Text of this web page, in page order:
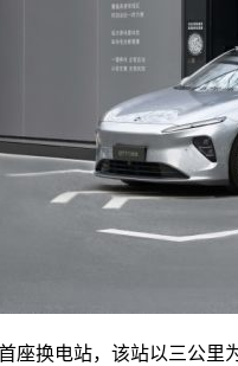
座换电站，该站以三公里